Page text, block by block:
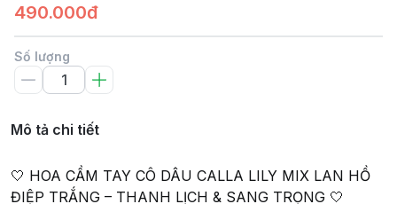
490.000đ
Số lượng
Mô tả chi tiết
🤍 HOA CẦM TAY CÔ DÂU CALLA LILY MIX LAN HỒ
ĐIỆP TRẮNG – THANH LỊCH & SANG TRỌNG 🤍